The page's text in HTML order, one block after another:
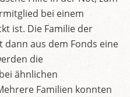
bei einem
ist. Die Familie der
aus dem Fonds eine
die
ähnlichen
Familien konnten